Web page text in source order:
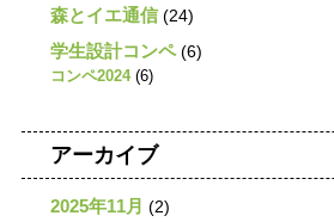
森とイエ通信(24)
学生設計コンペ(6)
コンペ2024(6)
アーカイブ
2025年11月 (2)